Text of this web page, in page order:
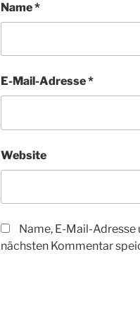
Name*
E-Mail-Adresse*
Website
Name, E-Mail-
nächsten Kommentar